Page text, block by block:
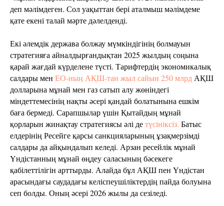
деп мәлімдеген. Сол уақыттан бері аталмыш мәлімдеме
қате екені талай мәрте дәлелденді.
Екі әлемдік держава болжау мүмкіндігінің болмауын
стратегияға айналдырғандықтан 2025 жылдың соңына
қарай жағдай күрделене түсті. Тарифтердің экономикалық
салдары мен ЕО-ның АҚШ-тан жыл сайын 250 млрд АҚШ
долларына мұнай мен газ сатып алу жөніндегі
міндеттемесінің нақты әсері қандай болатынына ешкім
баға бермеді. Сарапшылар үшін Қытайдың мұнай
қорларын жинақтау стратегиясы әлі детүсініксіз. Батыс
елдерінің Ресейге қарсы санкцияларының ұзақмерзімді
салдары да айқындалып келеді. Арзан ресейлік мұнай
Үндістанның мұнай өңдеу саласының бәсекеге
қабілеттілігін арттырды. Алайда бұл АҚШ пен Үндістан
арасындағы саудадағы келіспеушіліктердің пайда болуына
сеп болды. Оның әсері 2026 жылы да сезіледі.